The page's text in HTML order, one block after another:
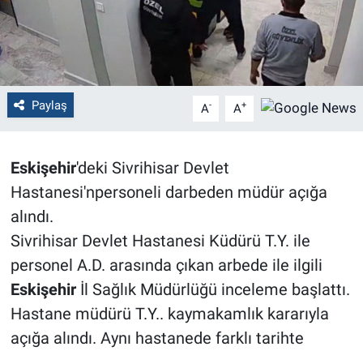
Paylaş A- A+
Eskişehir'deki Sivrihisar Devlet
Hastanesi'npersoneli darbeden müdür açığa
alındı.
Sivrihisar Devlet Hastanesi Küdürü T.Y. ile
personel A.D. arasında çıkan arbede ile ilgili
Eskişehirİl Sağlık Müdürlüğü inceleme başlattı.
Hastane müdürü T.Y.. kaymakamlık kararıyla
açığa alındı. Aynı hastanede farklı tarihte
Genel
Çevre
Magazin
Bilim ve Teknoloji